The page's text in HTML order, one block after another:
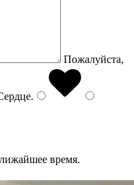
Пожалуйста,
.
время.